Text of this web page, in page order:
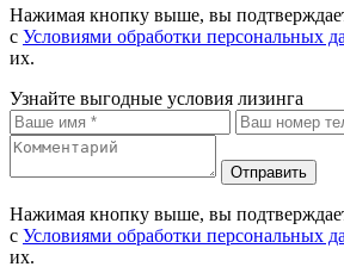
Нажимая кнопку выше, вы
с Условиями обработки персональных
их.
Узнайте выгодные условия лизинга
Отправить
Нажимая кнопку выше, вы
с Условиями обработки персональных
их.